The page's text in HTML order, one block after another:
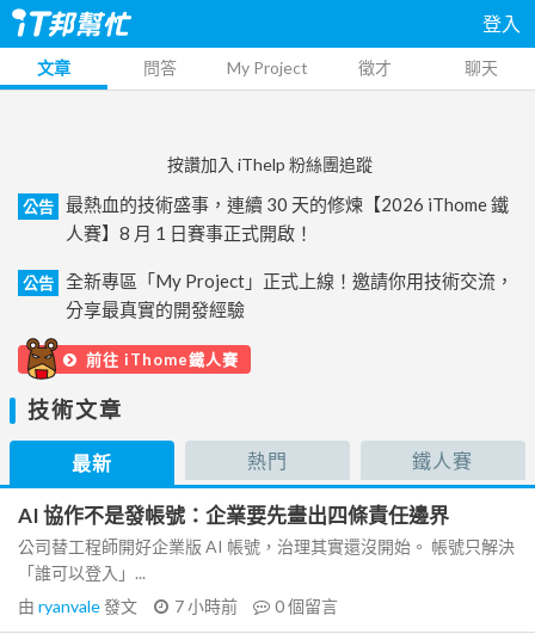
登入
文章 問答 My Project 徵才 聊天
按讚加入 iThelp 粉絲團追蹤
公告
最熱血的技術盛事，連續 30 天的修煉【2026 iThome 鐵
人賽】8 月 1 日賽事正式開啟！
公告
全新專區「My Project」正式上線！邀請你用技術交流，
分享最真實的開發經驗
前往 iThome鐵人賽
技術文章
最新 熱門 鐵人賽
AI 協作不是發帳號：企業要先畫出四條責任邊界
公司替工程師開好企業版 AI 帳號，治理其實還沒開始。 帳號只解決
「誰可以登入」...
由 ryanvale發文 7 小時前 0個留言